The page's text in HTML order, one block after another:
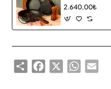
2.640,00₺
ShareFacebook
X WhatsApp
Email